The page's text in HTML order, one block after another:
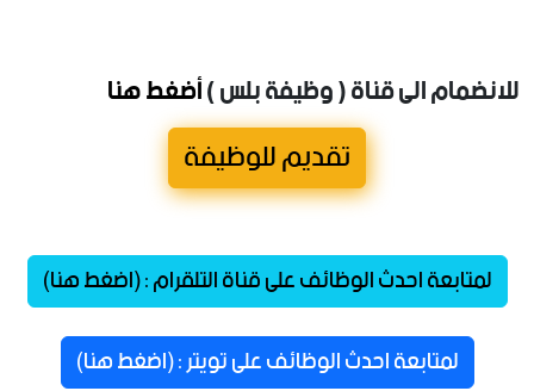
للانضمام الى قناة ( وظيفة بلس )أضغط هنا
تقديم للوظيفة
لمتابعة احدث الوظائف على قناة التلقرام : (اضغط هنا)
لمتابعة احدث الوظائف على تويتر : (اضغط هنا)